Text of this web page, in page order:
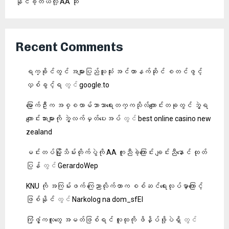
Recent Comments
ရက္ခိုင်တွင် အများပြည်သူသုံး အင်တာနက်ဆိုင် စတင်ဖွင့်
လှစ်ခွင့်ရ တွင် google.to
မြောက်ဦးက အစ္စလာမ်ဘာသာရေးတက္ကသိုလ်ကျောင်းတခုတွင် ဘွဲ့ရ
ကျောင်းသားများကို ဘွဲ့လက်မှတ်ပေးအပ် တွင် best online casino new
zealand
မင်းတပ်မြို့သိမ်းတိုက်ပွဲကို AA ကူညီခဲ့ကြောင်း ချင်းညီနောင် ထုတ်
ပြန် တွင် GerardoWep
KNU ကို အကြမ်းဖက် ကြေညာလိုက်တာက စစ်ဆင်ရေးလုပ်မှာကြောင့်
ဖြစ်နိုင် တွင် Narkolog na dom_sfEl
ကြံ့ဖွံ့ကလူတွေ အမတ်ဖြစ်ရင် လူထုကို ဖိနှိပ်ဖို့ပဲရှိ တွင်